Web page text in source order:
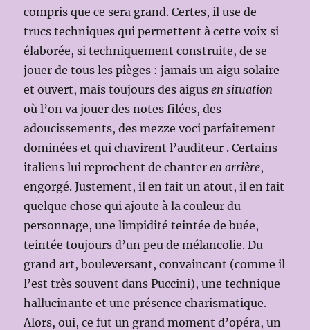
compris que ce sera grand. Certes, il use de
trucs techniques qui permettent à cette voix si
élaborée, si techniquement construite, de se
jouer de tous les pièges : jamais un aigu solaire
et ouvert, mais toujours des aigusen situation
où l’on va jouer des notes filées, des
adoucissements, des mezze voci parfaitement
dominées et qui chavirent l’auditeur . Certains
italiens lui reprochent de chanteren arrière,
engorgé. Justement, il en fait un atout, il en fait
quelque chose qui ajoute à la couleur du
personnage, une limpidité teintée de buée,
teintée toujours d’un peu de mélancolie. Du
grand art, bouleversant, convaincant (comme il
l’est très souvent dans Puccini), une technique
hallucinante et une présence charismatique.
Alors, oui, ce fut un grand moment d’opéra, un